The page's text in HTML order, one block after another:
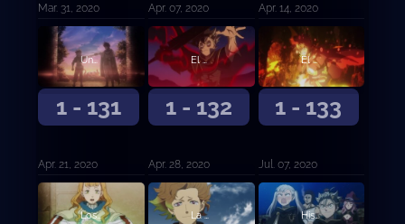
Mar. 31, 2020 Apr. 07, 2020 Apr. 14, 2020
1 - 131
Una nueva determinación
Apr. 21, 2020
1 - 132
El despertar del león
Apr. 28, 2020
1 - 133
El despertar del león (continuación)
Jul. 07, 2020
Los convocados La persona en mi corazón, mi corazón, mi corazón Historia submarina oscura